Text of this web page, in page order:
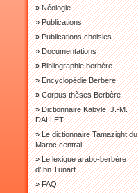
»Néologie
»Publications
»Publications choisies
»Documentations
»Bibliographie berbère
»Encyclopédie Berbère
»Corpus thèses Berbère
»Dictionnaire Kabyle, J.-M.
DALLET
»Le dictionnaire Tamazight du
Maroc central
»Le lexique arabo-berbère
d’Ibn Tunart
»FAQ